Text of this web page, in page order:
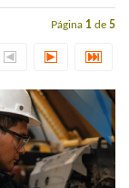
Página 1 de 5